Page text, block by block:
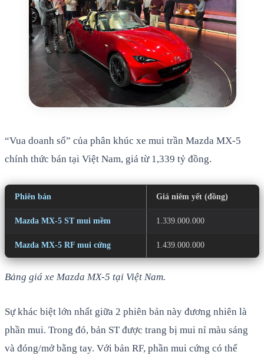
“Vua doanh số” của phân khúc xe mui trần Mazda MX-5
chính thức bán tại Việt Nam, giá từ 1,339 tỷ đồng.
Phiên bản Giá niêm yết (đồng)
Mazda MX-5 ST mui mềm 1.339.000.000
Mazda MX-5 RF mui cứng 1.439.000.000
Bảng giá xe Mazda MX-5 tại Việt Nam.
Sự khác biệt lớn nhất giữa 2 phiên bản này đương nhiên là
phần mui. Trong đó, bản ST được trang bị mui nỉ màu sáng
và đóng/mở bằng tay. Với bản RF, phần mui cứng có thể